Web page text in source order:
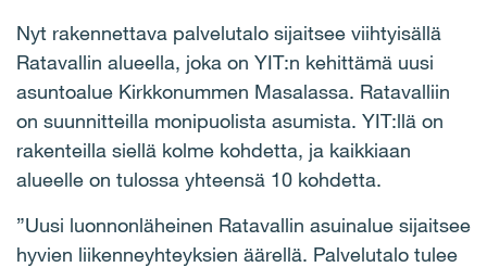
Nyt rakennettava palvelutalo sijaitsee viihtyisällä
Ratavallin alueella, joka on YIT:n kehittämä uusi
asuntoalue Kirkkonummen Masalassa. Ratavalliin
on suunnitteilla monipuolista asumista. YIT:llä on
rakenteilla siellä kolme kohdetta, ja kaikkiaan
alueelle on tulossa yhteensä 10 kohdetta.
”Uusi luonnonläheinen Ratavallin asuinalue sijaitsee
hyvien liikenneyhteyksien äärellä. Palvelutalo tulee